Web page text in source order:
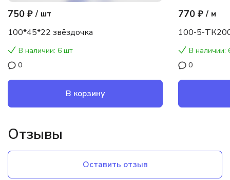
750 ₽ / шт
100*45*22 звёздочка
В наличии: 6 шт
0
В корзину
770 ₽ / м
100-5-
В наличии:
0
Отзывы
Оставить отзыв